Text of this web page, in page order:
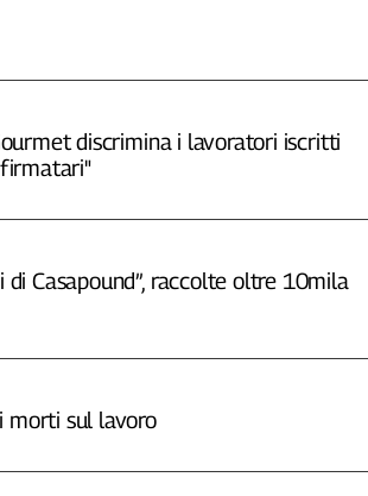
discrimina i lavoratori iscritti
di Casapound”, raccolte oltre 10mila
morti sul lavoro